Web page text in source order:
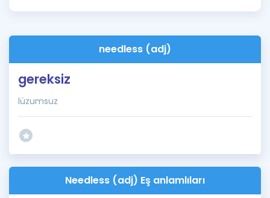
İngilizce Gramer
needless (adj)
gereksiz
lüzumsuz
Needless (adj) Eş anlamlıları